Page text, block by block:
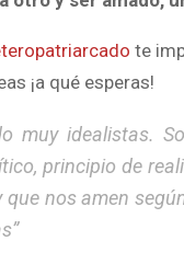
te
¡a qué esperas!
muy idealistas.
principio de
nos amen